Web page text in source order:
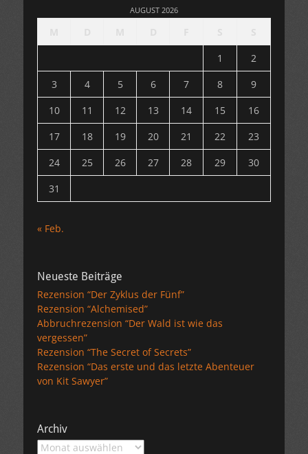
AUGUST 2026
1
2
3
4 5 6 7 8
9
10
11 12 13 14 15
16
17
18 19 20 21 22
23
24
25 26 27 28 29
30
31
« Feb.
Neueste Beiträge
Rezension “Der Zyklus der Fünf”
Rezension “Alchemised”
Abbruchrezension “Der Wald ist wie das
vergessen”
Rezension “The Secret of Secrets”
Rezension “Das erste und das letzte Abenteuer
von Kit Sawyer”
Archiv
Archiv